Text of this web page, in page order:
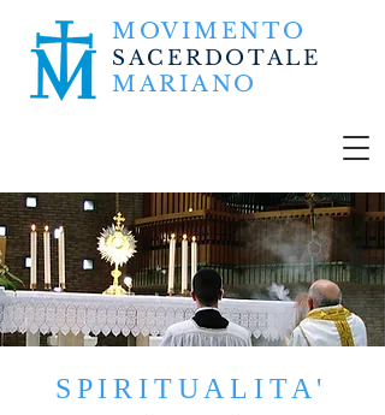
MOVIMENTO
SACERDOTALE
MARIANO
SPIRITUALITA'